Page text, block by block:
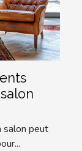
salon peut